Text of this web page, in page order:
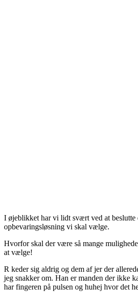
I øjeblikket har vi lidt svært ved at beslutte
opbevaringsløsning vi skal vælge.
Hvorfor skal der være så mange
at vælge!
R keder sig aldrig og dem af jer der
jeg snakker om. Han er manden der ikke
har fingeren på pulsen og huhej hvor det